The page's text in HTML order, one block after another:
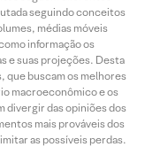
seguindo conceitos
médias móveis
informação os
e suas projeções. Desta
que buscam os melhores
macroeconômico e os
divergir das opiniões dos
mais prováveis dos
as possíveis perdas.